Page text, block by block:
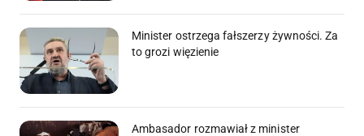
Minister ostrzega fałszerzy żywności. Za
to grozi więzienie
Ambasador rozmawiał z minister